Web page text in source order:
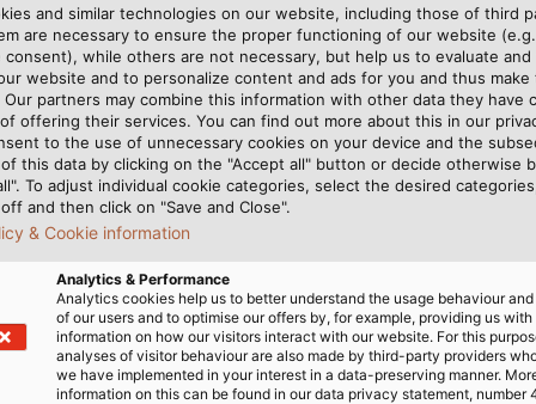
sich der 2020 gegründete Deutsche Robotik Verband
Expertinnen und Experten möchte unter
zur Information und Zusammenarbeit bieten.
den Endanwender sowohl einfach als auch
Robotik Verbands. Als Systemanbieter
und Integratoren. „Wir freuen uns sehr darauf,
und leistungsstarke Lösungen für die Robotik von
bin überzeugt, dass von diesem Austausch alle
Verband
and similar technologies on our website, including those of third
are necessary to ensure the proper functioning of our website
consent), while others are not necessary, but help us to evaluate and
website and to personalize content and ads for you and thus make
partners may combine this information with other data they have
offering their services. You can find out more about this in our
to the use of unnecessary cookies on your device and the
this data by clicking on the "Accept all" button or decide otherwise
To adjust individual cookie categories, select the desired
and then click on "Save and Close".
& Cookie information
Analytics & Performance
Analytics cookies help us to better understand the usage behaviour
of our users and to optimise our offers by, for example, providing us with
information on how our visitors interact with our website. For this
analyses of visitor behaviour are also made by third-party providers
we have implemented in your interest in a data-preserving manner.
information on this can be found in our data privacy statement, number